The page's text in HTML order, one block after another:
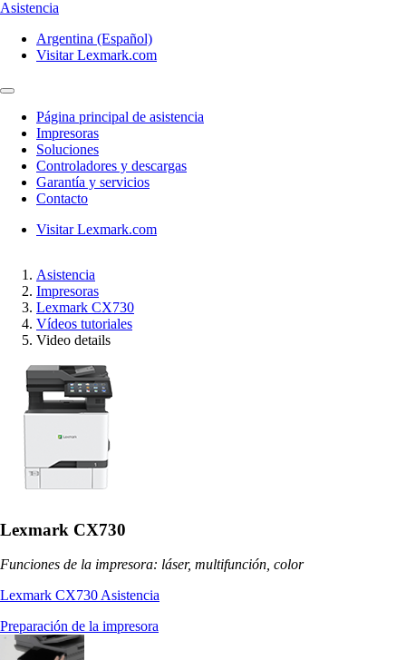
Asistencia
Argentina (Español)
Visitar Lexmark.com
Página principal de asistencia
Impresoras
Soluciones
Controladores y descargas
Garantía y servicios
Contacto
Visitar Lexmark.com
Asistencia
Impresoras
Lexmark CX730
Vídeos tutoriales
Video details
Lexmark CX730
Funciones de la impresora: láser, multifunción, color
Lexmark CX730 Asistencia
Preparación de la impresora